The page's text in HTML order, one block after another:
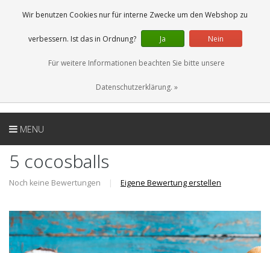
0 Artikel
DE
MENU
5 cocosballs
Noch keine Bewertungen | Eigene Bewertung erstellen
Wir benutzen Cookies nur für interne Zwecke um den Webshop zu
verbessern. Ist das in Ordnung? Ja Nein
Für weitere Informationen beachten Sie bitte unsere
Datenschutzerklärung. »